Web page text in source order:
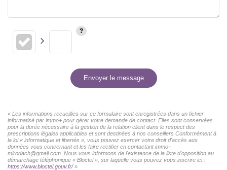
Envoyer le message
« Les informations recueillies sur ce formulaire sont enregistrées dans un fichier
informatisé par immo+ pour gérer votre demande de contact. Elles sont conservées
pour la durée nécessaire à la gestion de la relation client dans le respect des
prescriptions légales applicables et sont destinées à nos conseillers Conformément à
la loi « informatique et libertés », vous pouvez exercer votre droit d'accès aux
données vous concernant et les faire rectifier en contactant immo+
mlrodach@gmail.com. Nous vous informons de l'existence de la liste d'opposition au
démarchage téléphonique « Bloctel », sur laquelle vous pouvez vous inscrire ici :
https://www.bloctel.gouv.fr/»